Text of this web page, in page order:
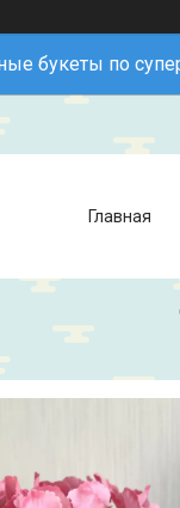
букеты по
Главная